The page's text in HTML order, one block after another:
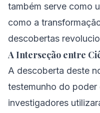
também serve como
como a
descobertas
A Interseção entre
A descoberta deste
testemunho do
investigadores